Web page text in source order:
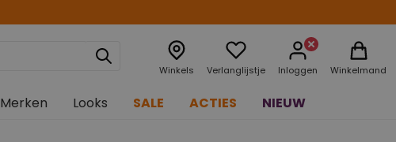
Winkels Verlanglijstje Inloggen Winkelmand
Merken Looks SALE ACTIES NIEUW